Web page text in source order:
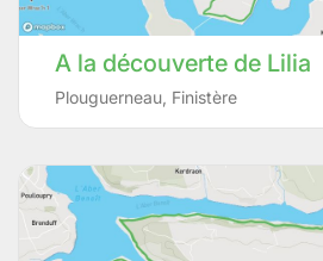
A la découverte de Lilia
Plouguerneau Finistère